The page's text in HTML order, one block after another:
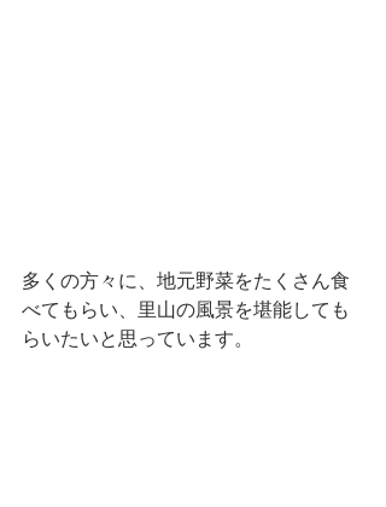
多くの方々に、地元野菜をたくさん食
べてもらい、里山の風景を堪能しても
らいたいと思っています。